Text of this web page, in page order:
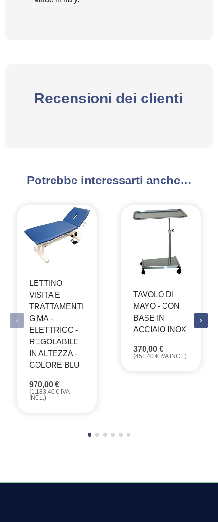
Recensioni dei clienti
Potrebbe interessarti anche…
LETTINO
VISITA E
TRATTAMENTI
GIMA -
ELETTRICO -
REGOLABILE
IN ALTEZZA -
COLORE BLU
970,00 €
(1.183,40 € IVA
INCL.)
TAVOLO DI
MAYO - CON
BASE IN
ACCIAIO INOX
370,00 €
(451,40 € IVA INCL.)